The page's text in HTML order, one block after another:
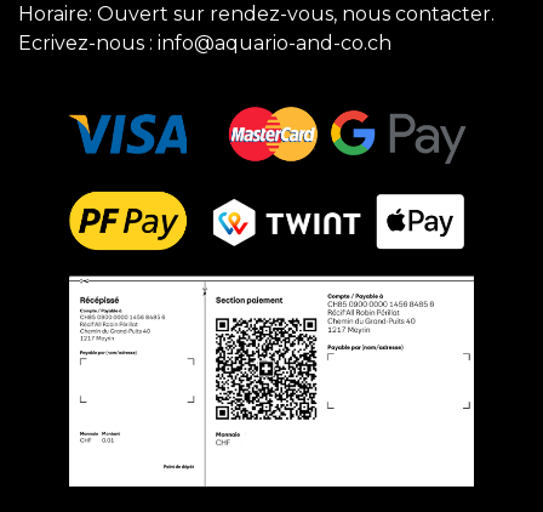
Horaire: Ouvert sur rendez-vous, nous contacter.
Ecrivez-nous : info@aquario-and-co.ch